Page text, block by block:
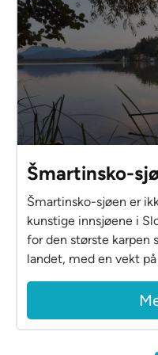
Šmartinsko-
Šmartinsko-sjøen er
kunstige innsjøene i
for den største karpen
landet, med en vekt